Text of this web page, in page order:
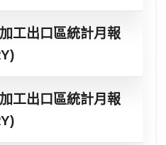
工出口區統計月報
工出口區統計月報